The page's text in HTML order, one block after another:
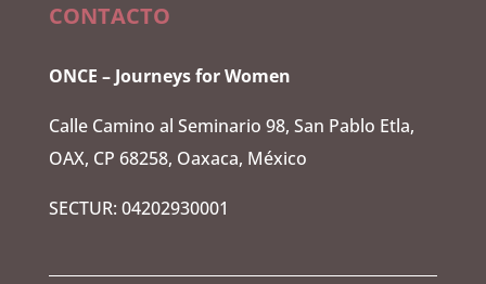
CONTACTO
ONCE – Journeys for Women
Calle Camino al Seminario 98, San Pablo Etla,
OAX, CP 68258, Oaxaca, México
SECTUR: 04202930001